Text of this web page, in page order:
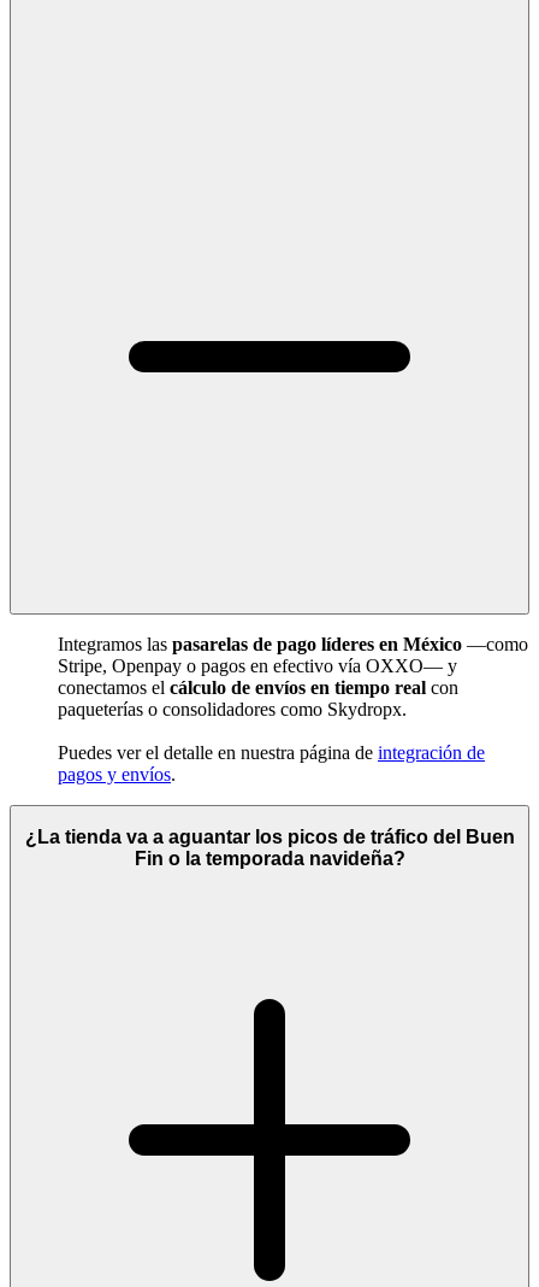
Integramos las pasarelas de pago líderes en México —como
Stripe, Openpay o pagos en efectivo vía OXXO— y
conectamos el cálculo de envíos en tiempo real con
paqueterías o consolidadores como Skydropx.
Puedes ver el detalle en nuestra página de integración de
pagos y envíos.
¿La tienda va a aguantar los picos de tráfico del Buen
Fin o la temporada navideña?